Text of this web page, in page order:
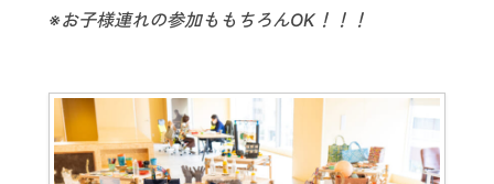
※お子様連れの参加ももちろんOK！！！